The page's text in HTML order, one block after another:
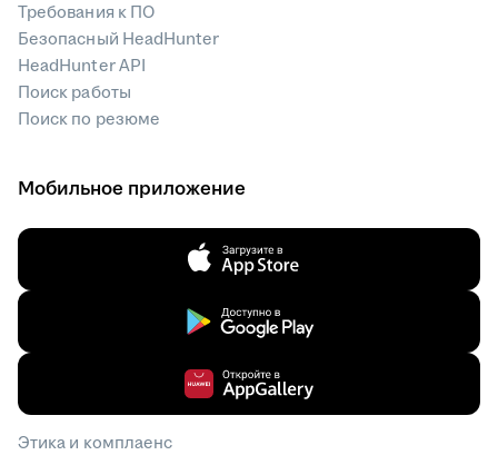
Требования к ПО
Безопасный HeadHunter
HeadHunter API
Поиск работы
Поиск по резюме
Мобильное приложение
Этика и комплаенс